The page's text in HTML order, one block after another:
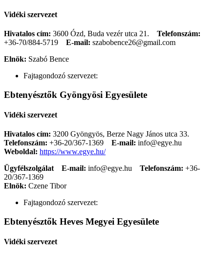
Vidéki szervezet
Hivatalos cím: 3600 Ózd, Buda vezér utca 21. Telefonszám:
+36-70/884-5719
E-mail: szabobence26@gmail.com
Elnök: Szabó Bence
Fajtagondozó szervezet:
Ebtenyésztők Gyöngyösi Egyesülete
Vidéki szervezet
Hivatalos cím: 3200 Gyöngyös, Berze Nagy János utca 33.
Telefonszám: +36-20/367-1369 E-mail: info@egye.hu
Weboldal: https://www.egye.hu/
Ügyfélszolgálat
E-mail: info@egye.hu Telefonszám: +36-
20/367-1369
Elnök: Czene Tibor
Fajtagondozó szervezet:
Ebtenyésztők Heves Megyei Egyesülete
Vidéki szervezet